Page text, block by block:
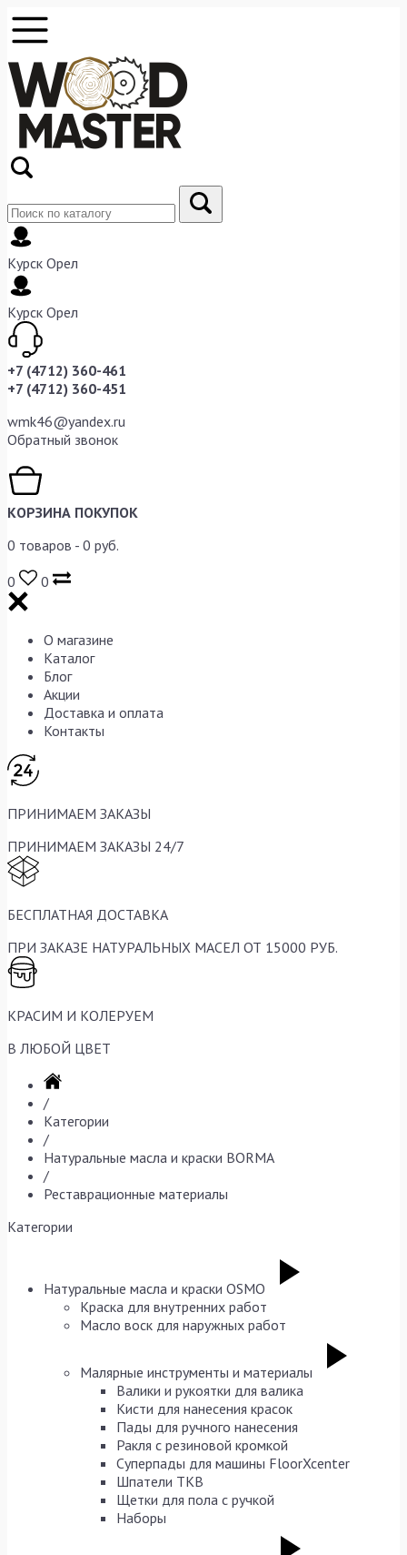
Курск Орел
Курск Орел
+7 (4712) 360-461
+7 (4712) 360-451
wmk46@yandex.ru
Обратный звонок
КОРЗИНА ПОКУПОК
0 товаров - 0 руб.
0
0
О магазине
Каталог
Блог
Акции
Доставка и оплата
Контакты
ПРИНИМАЕМ ЗАКАЗЫ
ПРИНИМАЕМ ЗАКАЗЫ 24/7
БЕСПЛАТНАЯ ДОСТАВКА
ПРИ ЗАКАЗЕ НАТУРАЛЬНЫХ МАСЕЛ ОТ 15000 РУБ.
КРАСИМ И КОЛЕРУЕМ
В ЛЮБОЙ ЦВЕТ
/
Категории
/
Натуральные масла и краски BORMA
/
Реставрационные материалы
Категории
Натуральные масла и краски OSMO
Краска для внутренних работ
Масло воск для наружных работ
Малярные инструменты и материалы
Валики и рукоятки для валика
Кисти для нанесения красок
Пады для ручного нанесения
Ракля с резиновой кромкой
Суперпады для машины FloorXcenter
Шпатели TKB
Щетки для пола с ручкой
Наборы